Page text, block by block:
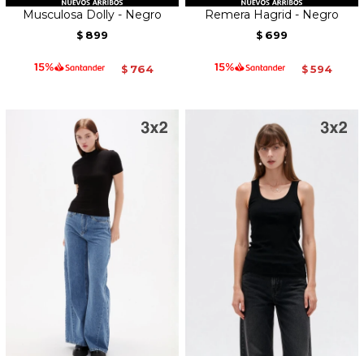
Musculosa Dolly - Negro
$ 899
$ 764
Remera Hagrid - Negro
$ 699
$ 594